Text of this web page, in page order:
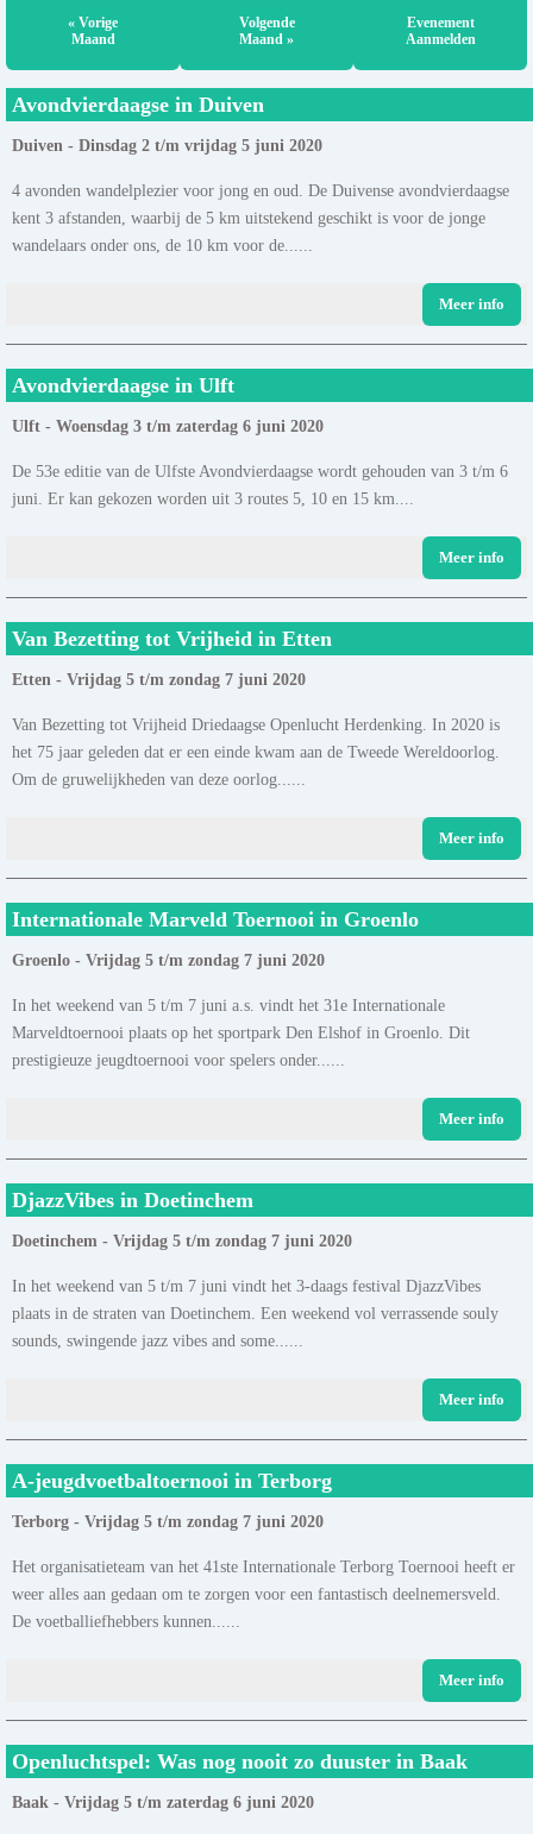
« Vorige
Maand
Volgende
Maand »
Evenement
Aanmelden
Avondvierdaagse in Duiven
Duiven - Dinsdag 2 t/m vrijdag 5 juni 2020
4 avonden wandelplezier voor jong en oud. De Duivense avondvierdaagse
kent 3 afstanden, waarbij de 5 km uitstekend geschikt is voor de jonge
wandelaars onder ons, de 10 km voor de......
Meer info
Avondvierdaagse in Ulft
Ulft - Woensdag 3 t/m zaterdag 6 juni 2020
De 53e editie van de Ulfste Avondvierdaagse wordt gehouden van 3 t/m 6
juni. Er kan gekozen worden uit 3 routes 5, 10 en 15 km....
Meer info
Van Bezetting tot Vrijheid in Etten
Etten - Vrijdag 5 t/m zondag 7 juni 2020
Van Bezetting tot Vrijheid Driedaagse Openlucht Herdenking. In 2020 is
het 75 jaar geleden dat er een einde kwam aan de Tweede Wereldoorlog.
Om de gruwelijkheden van deze oorlog......
Meer info
Internationale Marveld Toernooi in Groenlo
Groenlo - Vrijdag 5 t/m zondag 7 juni 2020
In het weekend van 5 t/m 7 juni a.s. vindt het 31e Internationale
Marveldtoernooi plaats op het sportpark Den Elshof in Groenlo. Dit
prestigieuze jeugdtoernooi voor spelers onder......
Meer info
DjazzVibes in Doetinchem
Doetinchem - Vrijdag 5 t/m zondag 7 juni 2020
In het weekend van 5 t/m 7 juni vindt het 3-daags festival DjazzVibes
plaats in de straten van Doetinchem. Een weekend vol verrassende souly
sounds, swingende jazz vibes and some......
Meer info
A-jeugdvoetbaltoernooi in Terborg
Terborg - Vrijdag 5 t/m zondag 7 juni 2020
Het organisatieteam van het 41ste Internationale Terborg Toernooi heeft er
weer alles aan gedaan om te zorgen voor een fantastisch deelnemersveld.
De voetballiefhebbers kunnen......
Meer info
Openluchtspel: Was nog nooit zo duuster in Baak
Baak - Vrijdag 5 t/m zaterdag 6 juni 2020